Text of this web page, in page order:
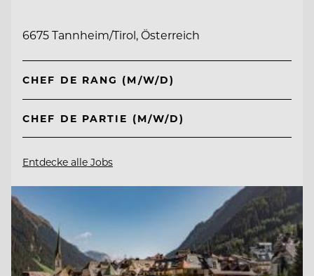
6675 Tannheim/Tirol, Österreich
CHEF DE RANG (M/W/D)
CHEF DE PARTIE (M/W/D)
Entdecke alle Jobs